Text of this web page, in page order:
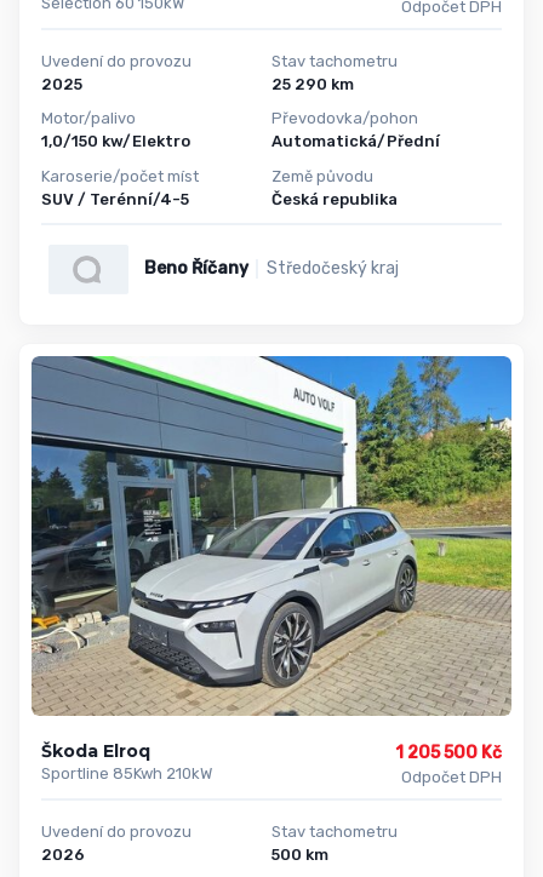
Odpočet DPH
Uvedení do provozu
2025
Motor/palivo
1,0/150 kw/Elektro
Karoserie/počet míst
SUV / Terénní/4-5
Stav tachometru
25 290 km
Převodovka/pohon
Automatická/Přední
Země původu
Česká republika
Beno Říčany Středočeský kraj
Škoda Elroq
Sportline 85Kwh 210kW
1 205 500 Kč
Odpočet DPH
Uvedení do provozu
2026
Stav tachometru
500 km